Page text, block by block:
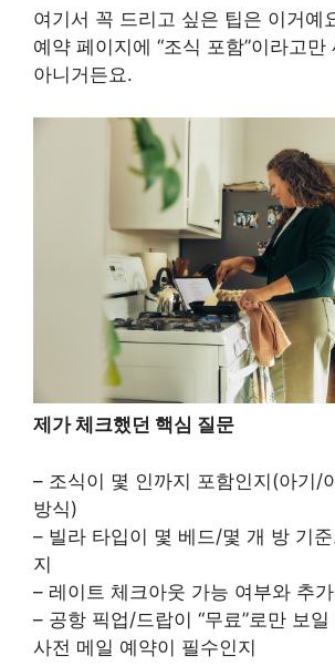
여기서 꼭 드리고 싶은 팁은 이거예
예약 페이지에 “조식 포함”이라고만
아니거든요.
제가 체크했던 핵심 질문
– 조식이 몇 인까지 포함인지(아기/
방식)
– 빌라 타입이 몇 베드/몇 개 방 기
지
– 레이트 체크아웃 가능 여부와 추
– 공항 픽업/드랍이 “무료”로만 보
사전 메일 예약이 필수인지